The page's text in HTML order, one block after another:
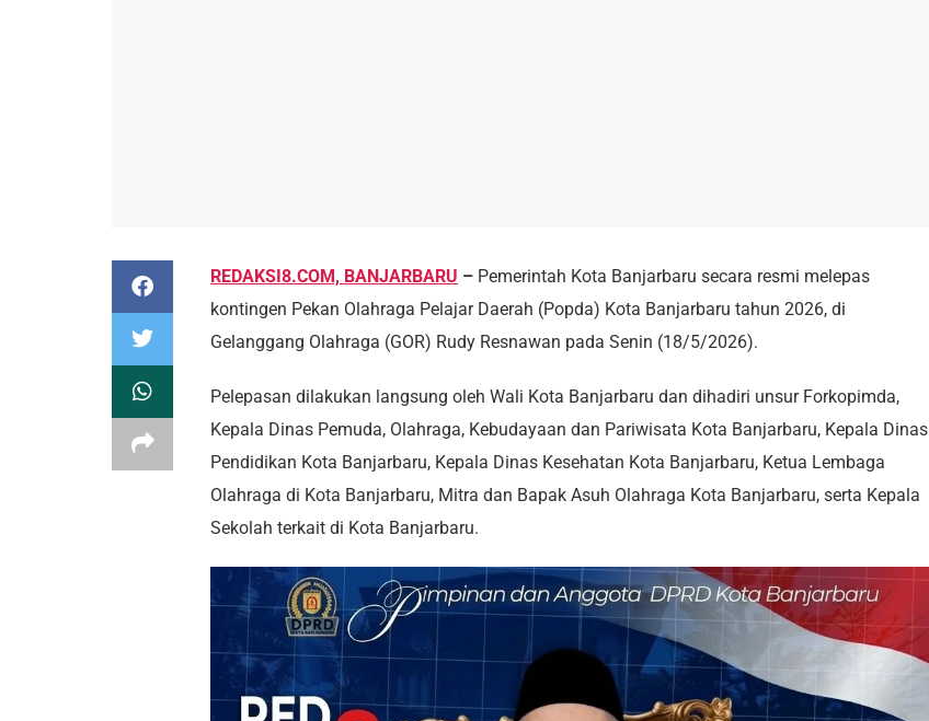
REDAKSI8.COM, BANJARBARU – Pemerintah Kota Banjarbaru secara resmi melepas
kontingen Pekan Olahraga Pelajar Daerah (Popda) Kota Banjarbaru tahun 2026, di
Gelanggang Olahraga (GOR) Rudy Resnawan pada Senin (18/5/2026).
Pelepasan dilakukan langsung oleh Wali Kota Banjarbaru dan dihadiri unsur Forkopimda,
Kepala Dinas Pemuda, Olahraga, Kebudayaan dan Pariwisata Kota Banjarbaru, Kepala Dinas
Pendidikan Kota Banjarbaru, Kepala Dinas Kesehatan Kota Banjarbaru, Ketua Lembaga
Olahraga di Kota Banjarbaru, Mitra dan Bapak Asuh Olahraga Kota Banjarbaru, serta Kepala
Sekolah terkait di Kota Banjarbaru.